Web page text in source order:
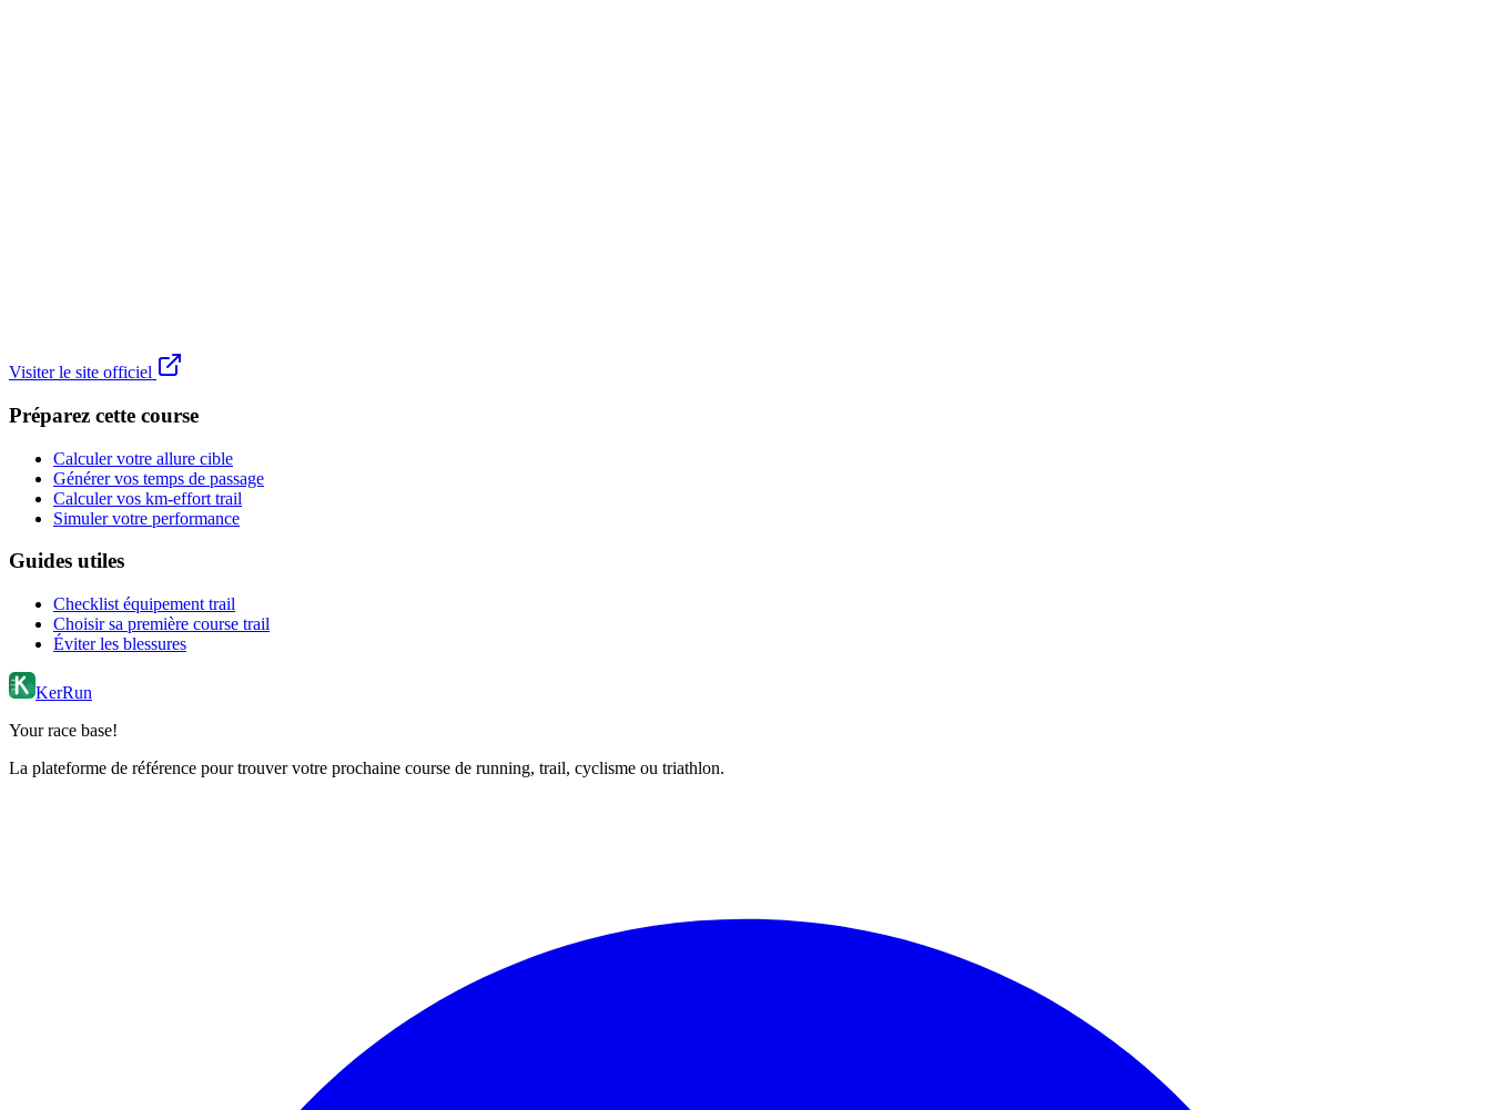
Visiter le site officiel
Préparez cette course
Calculer votre allure cible
Générer vos temps de passage
Calculer vos km-effort trail
Simuler votre performance
Guides utiles
Checklist équipement trail
Choisir sa première course trail
Éviter les blessures
KerRun
Your race base!
La plateforme de référence pour trouver votre prochaine course de running, trail, cyclisme ou triathlon.